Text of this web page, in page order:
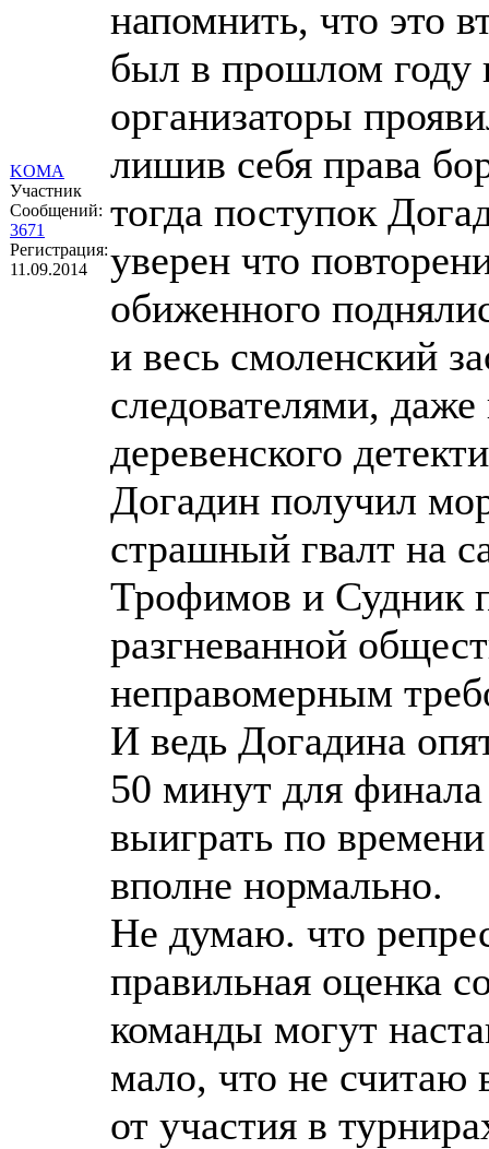
KOMA
Участник
Сообщений:
3671
Регистрация:
11.09.2014
напомнить, что это
был в прошлом году
организаторы
лишив себя права
тогда поступок
уверен что
обиженного
и весь смоленский
следователями,
деревенского
Догадин получил
страшный гвалт на
Трофимов и Судник
разгневанной
неправомерным
И ведь Догадина
50 минут для финала
выиграть по
вполне нормально.
Не думаю. что
правильная оценка
команды могут
мало, что не считаю
от участия в